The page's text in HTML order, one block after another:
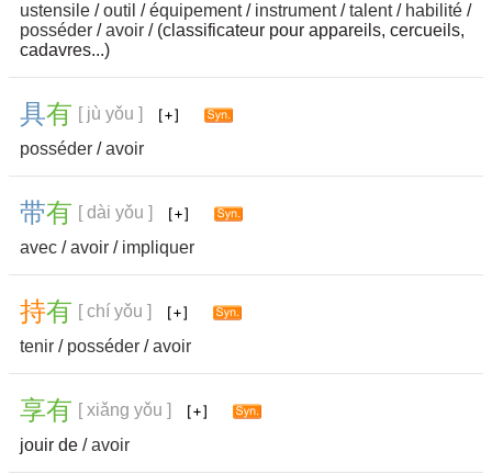
ustensile /outil /équipement/ instrument/talent/ habilité /
posséder /avoir / (classificateur pour appareils, cercueils,
cadavres...)
具有 [ jù yǒu ]
posséder /avoir
带有 [ dài yǒu ]
avec /avoir / impliquer
持有 [ chí yǒu ]
tenir / posséder /avoir
享有 [ xiǎng yǒu ]
jouir de /avoir